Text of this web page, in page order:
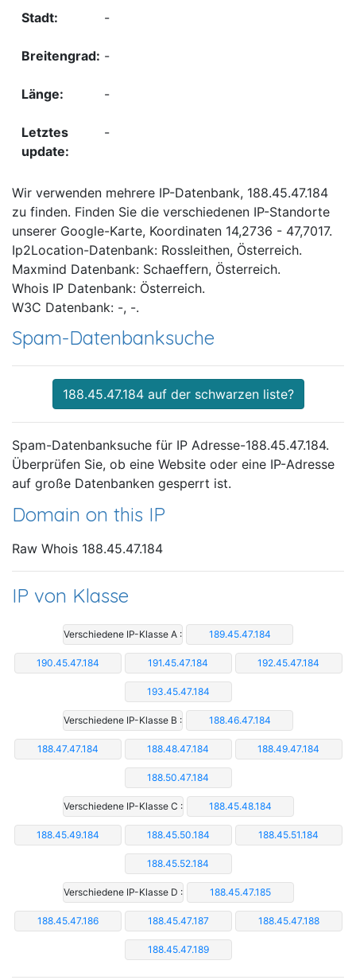
-
-
-
-
Wir verwenden mehrere IP-Datenbank, 188.45.47.184
zu finden. Finden Sie die verschiedenen IP-Standorte
unserer Google-Karte, Koordinaten 14,2736 - 47,7017.
Ip2Location-Datenbank: Rossleithen, Österreich.
Maxmind Datenbank: Schaeffern, Österreich.
Whois IP Datenbank: Österreich.
W3C Datenbank: -, -.
Spam-Datenbanksuche
188.45.47.184 auf der schwarzen liste?
Spam-Datenbanksuche für IP Adresse-188.45.47.184.
Überprüfen Sie, ob eine Website oder eine IP-Adresse
auf große Datenbanken gesperrt ist.
Domain on this IP
Raw Whois 188.45.47.184
IP von Klasse
Verschiedene IP-Klasse A : 189.45.47.184
190.45.47.184 191.45.47.184 192.45.47.184
193.45.47.184
Verschiedene IP-Klasse B : 188.46.47.184
188.47.47.184 188.48.47.184 188.49.47.184
188.50.47.184
Verschiedene IP-Klasse C : 188.45.48.184
188.45.49.184 188.45.50.184 188.45.51.184
188.45.52.184
Verschiedene IP-Klasse D : 188.45.47.185
188.45.47.186 188.45.47.187 188.45.47.188
188.45.47.189